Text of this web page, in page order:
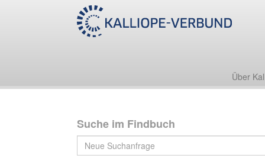
Über
Suche im Findbuch
Nachlass Karl Wilhelm Bücher
Nachlass Karl Bücher 181